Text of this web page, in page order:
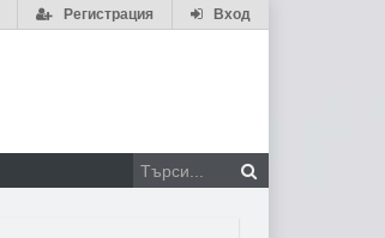
Вход
Регистрация